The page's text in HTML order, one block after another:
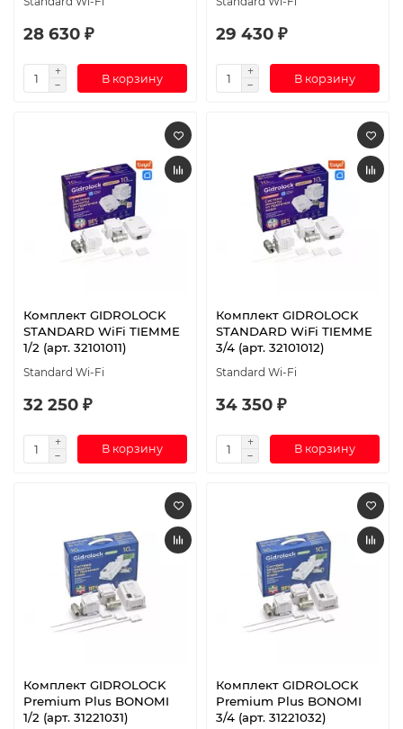
28 630 ₽
В корзину
29 430 ₽
В корзину
Комплект GIDROLOCK
STANDARD WiFi TIEMME
1/2 (арт. 32101011)
Standard Wi-Fi
32 250 ₽
В корзину
Комплект GIDROLOCK
STANDARD WiFi TIEMME
3/4 (арт. 32101012)
Standard Wi-Fi
34 350 ₽
В корзину
Комплект GIDROLOCK
Premium Plus BONOMI
1/2 (арт. 31221031)
Комплект GIDROLOCK
Premium Plus BONOMI
3/4 (арт. 31221032)